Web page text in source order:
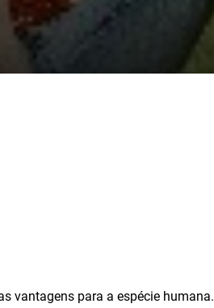
vantagens para a espécie humana.